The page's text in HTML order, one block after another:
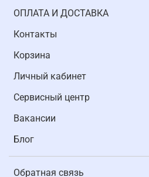
ОПЛАТА И ДОСТАВКА
Контакты
Корзина
Личный кабинет
Cервисный центр
Вакансии
Блог
Обратная связь